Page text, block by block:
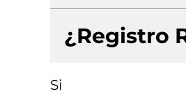
¿Registro
Si